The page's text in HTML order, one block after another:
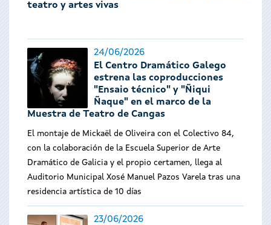
teatro y artes vivas
24/06/2026
El Centro Dramático Galego
estrena las coproducciones
"Ensaio técnico" y "Ñiqui
Ñaque" en el marco de la
Muestra de Teatro de Cangas
El montaje de Mickaël de Oliveira con el Colectivo 84,
con la colaboración de la Escuela Superior de Arte
Dramático de Galicia y el propio certamen, llega al
Auditorio Municipal Xosé Manuel Pazos Varela tras una
residencia artística de 10 días
23/06/2026